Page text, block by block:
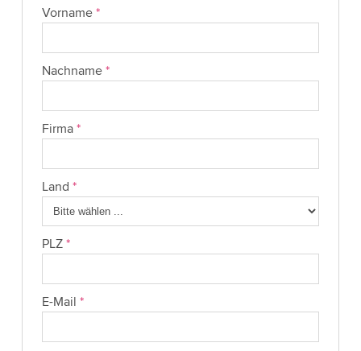
Vorname *
Nachname *
Firma *
Land *
PLZ *
E-Mail *